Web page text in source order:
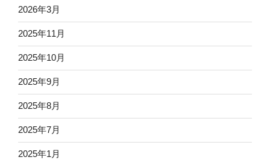
2026年3月
2025年11月
2025年10月
2025年9月
2025年8月
2025年7月
2025年1月